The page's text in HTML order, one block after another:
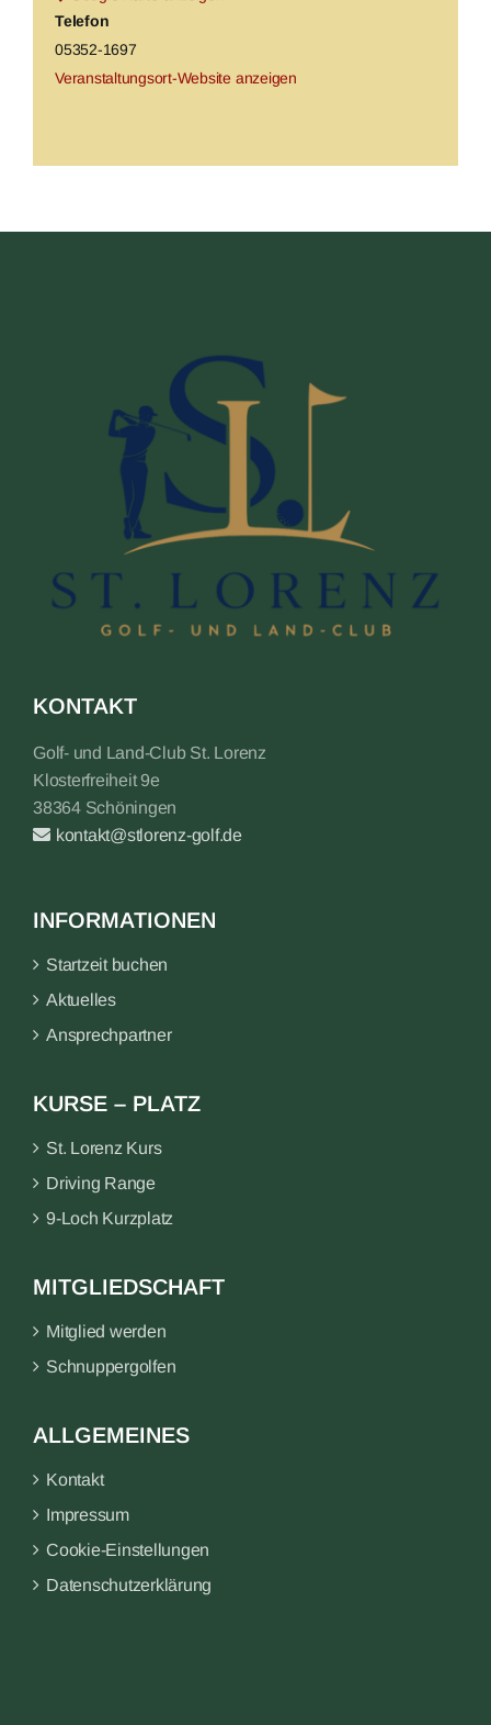
Telefon
05352-1697
Veranstaltungsort-Website anzeigen
KONTAKT
Golf- und Land-Club St. Lorenz
Klosterfreiheit 9e
38364 Schöningen
kontakt@stlorenz-golf.de
INFORMATIONEN
Startzeit buchen
Aktuelles
Ansprechpartner
KURSE – PLATZ
St. Lorenz Kurs
Driving Range
9-Loch Kurzplatz
MITGLIEDSCHAFT
Mitglied werden
Schnuppergolfen
ALLGEMEINES
Kontakt
Impressum
Cookie-Einstellungen
Datenschutzerklärung